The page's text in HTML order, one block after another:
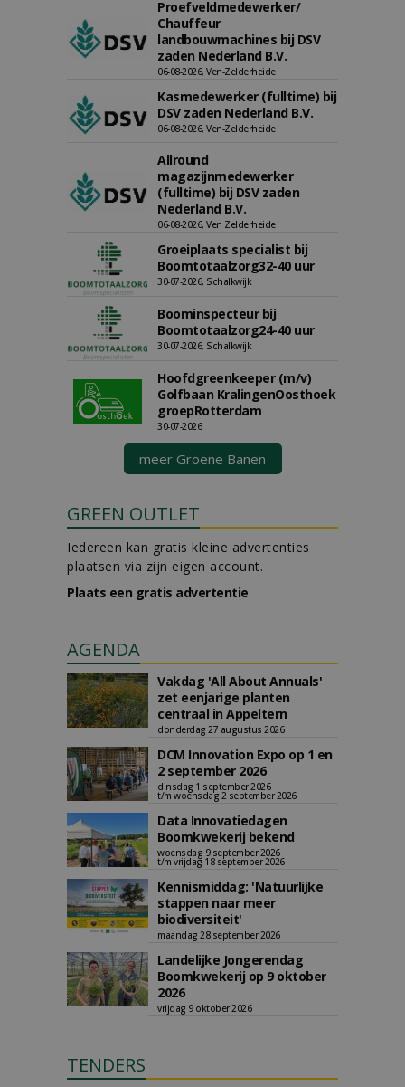
Proefveldmedewerker/
Chauffeur
landbouwmachines bij DSV
zaden Nederland B.V.
06-08-2026, Ven-Zelderheide
Kasmedewerker (fulltime) bij
DSV zaden Nederland B.V.
06-08-2026, Ven-Zelderheide
Allround
magazijnmedewerker
(fulltime) bij DSV zaden
Nederland B.V.
06-08-2026, Ven Zelderheide
Groeiplaats specialist bij
Boomtotaalzorg32-40 uur
30-07-2026, Schalkwijk
Boominspecteur bij
Boomtotaalzorg24-40 uur
30-07-2026, Schalkwijk
Hoofdgreenkeeper (m/v)
Golfbaan KralingenOosthoek
groepRotterdam
30-07-2026
meer Groene Banen
GREEN OUTLET
Iedereen kan gratis kleine advertenties
plaatsen via zijn eigen account.
Plaats een gratis advertentie
AGENDA
Vakdag 'All About Annuals'
zet eenjarige planten
centraal in Appeltern
donderdag 27 augustus 2026
DCM Innovation Expo op 1 en
2 september 2026
dinsdag 1 september 2026
t/m woensdag 2 september 2026
Data Innovatiedagen
Boomkwekerij bekend
woensdag 9 september 2026
t/m vrijdag 18 september 2026
Kennismiddag: 'Natuurlijke
stappen naar meer
biodiversiteit'
maandag 28 september 2026
Landelijke Jongerendag
Boomkwekerij op 9 oktober
2026
vrijdag 9 oktober 2026
TENDERS